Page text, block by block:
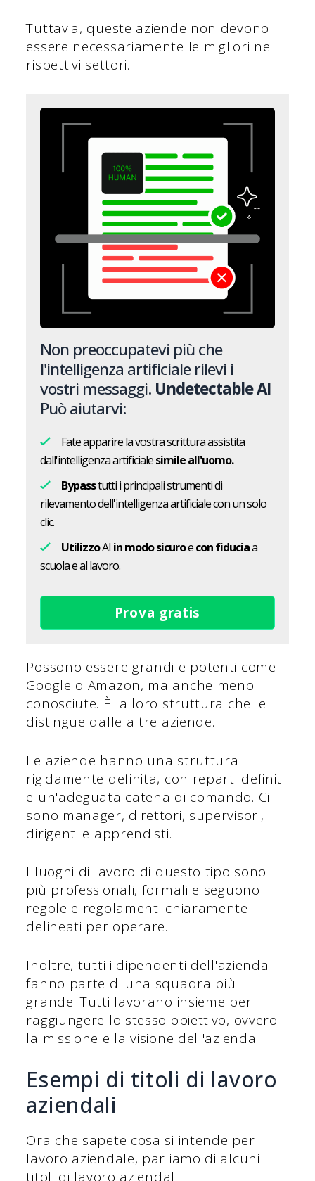
Tuttavia, queste aziende non devono
essere necessariamente le migliori nei
rispettivi settori.
Non preoccupatevi più che
l'intelligenza artificiale rilevi i
vostri messaggi. Undetectable AI
Può aiutarvi:
Fate apparire la vostra scrittura assistita
dall'intelligenza artificialesimile all'uomo.
Bypasstutti i principali strumenti di
rilevamento dell'intelligenza artificiale con un solo
clic.
UtilizzoAI in modo sicuroecon fiduciaa
scuola e al lavoro.
Prova gratis
Possono essere grandi e potenti come
Google o Amazon, ma anche meno
conosciute. È la loro struttura che le
distingue dalle altre aziende.
Le aziende hanno una struttura
rigidamente definita, con reparti definiti
e un'adeguata catena di comando. Ci
sono manager, direttori, supervisori,
dirigenti e apprendisti.
I luoghi di lavoro di questo tipo sono
più professionali, formali e seguono
regole e regolamenti chiaramente
delineati per operare.
Inoltre, tutti i dipendenti dell'azienda
fanno parte di una squadra più
grande. Tutti lavorano insieme per
raggiungere lo stesso obiettivo, ovvero
la missione e la visione dell'azienda.
Esempi di titoli di lavoro
aziendali
Ora che sapete cosa si intende per
lavoro aziendale, parliamo di alcuni
titoli di lavoro aziendali!